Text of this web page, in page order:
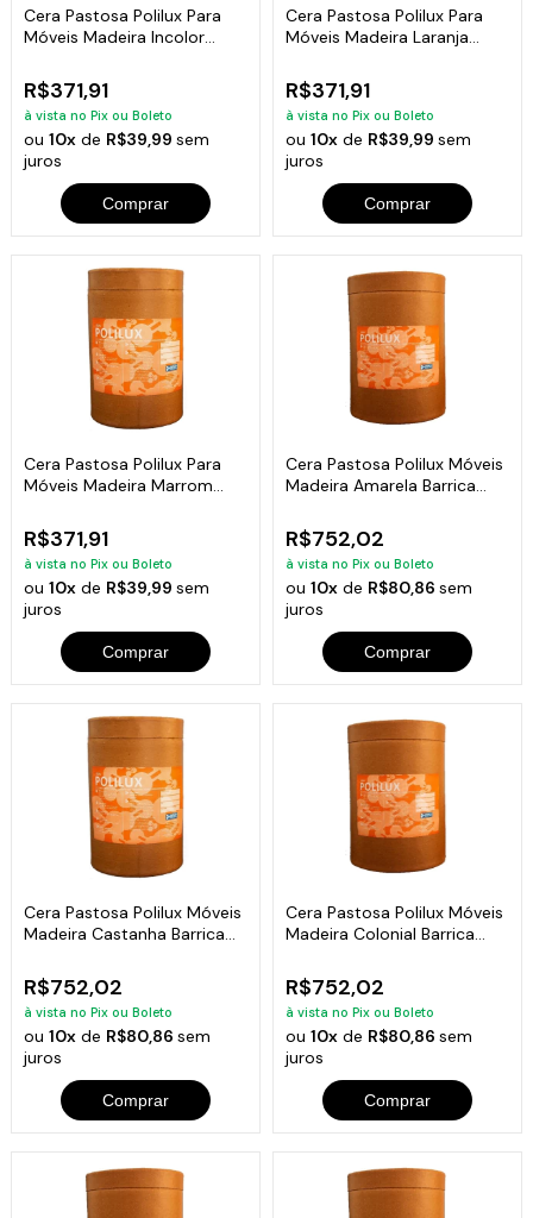
Cera Pastosa Polilux Para
Móveis Madeira Incolor
R$371,91
à vista no Pix ou Boleto
ou10x de R$39,99sem
juros
Comprar
Cera Pastosa Polilux Para
Móveis Madeira Laranja
R$371,91
à vista no Pix ou Boleto
ou 10xde R$39,99 sem
juros
Comprar
Cera Pastosa Polilux Para
Móveis Madeira Marrom
R$371,91
à vista no Pix ou Boleto
ou10x de R$39,99sem
juros
Comprar
Cera Pastosa Polilux Móveis
Madeira Amarela Barrica
R$752,02
à vista no Pix ou Boleto
ou 10xde R$80,86 sem
juros
Comprar
Cera Pastosa Polilux Móveis
Madeira Castanha Barrica
R$752,02
à vista no Pix ou Boleto
ou10x de R$80,86sem
juros
Comprar
Cera Pastosa Polilux Móveis
Madeira Colonial Barrica
R$752,02
à vista no Pix ou Boleto
ou 10xde R$80,86 sem
juros
Comprar